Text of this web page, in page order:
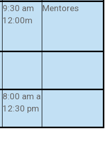
9:30 am
12:00m
Mentores
8:00 am a
12:30 pm